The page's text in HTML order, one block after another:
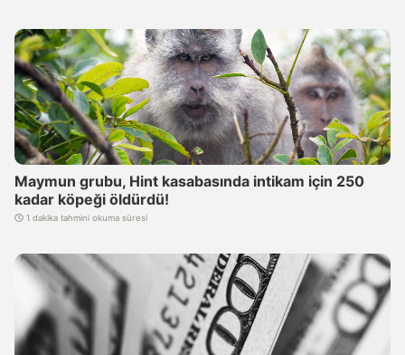
Maymun grubu, Hint kasabasında intikam için 250
kadar köpeği öldürdü!
1 dakika tahmini okuma süresi